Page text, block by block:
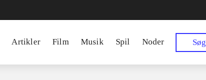
Artikler Film Musik Spil Noder Søg